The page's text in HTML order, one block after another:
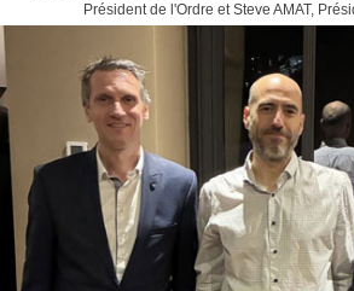
Président de l'Ordre et Steve AMAT,